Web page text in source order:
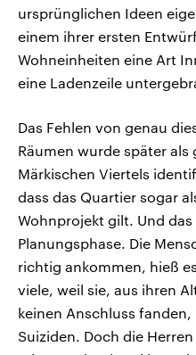
ursprünglichen Ideen
einem ihrer ersten
Wohneinheiten eine Art
eine Ladenzeile
Das Fehlen von genau
Räumen wurde später als
Märkischen Viertels
dass das Quartier sogar
Wohnprojekt gilt. Und
Planungsphase. Die
richtig ankommen, hieß
viele, weil sie, aus ihren
keinen Anschluss fanden,
Suiziden. Doch die